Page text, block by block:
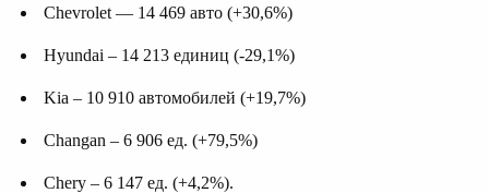
Chevrolet — 14 469 авто (+30,6%)
Hyundai – 14 213 единиц (-29,1%)
Kia – 10 910 автомобилей (+19,7%)
Changan – 6 906 ед. (+79,5%)
Chery – 6 147 ед. (+4,2%).